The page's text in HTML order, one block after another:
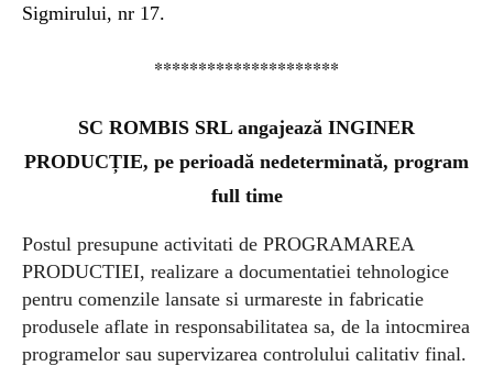
Sigmirului, nr 17.
*********************
SC ROMBIS SRL angajează INGINER
PRODUCȚIE, pe perioadă nedeterminată, program
full time
Postul presupune activitati de PROGRAMAREA
PRODUCTIEI, realizare a documentatiei tehnologice
pentru comenzile lansate si urmareste in fabricatie
produsele aflate in responsabilitatea sa, de la intocmirea
programelor sau supervizarea controlului calitativ final.